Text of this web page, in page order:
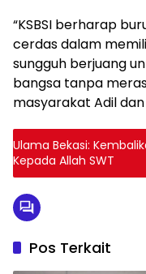
“KSBSI berharap
cerdas dalam
sungguh berjuang
bangsa tanpa
masyarakat Adil
Ulama Bekasi:
Kepada Allah SWT
Pos Terkait